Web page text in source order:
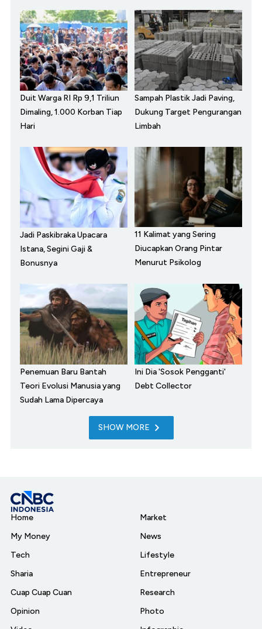
Duit Warga RI Rp 9,1 Triliun
Dimaling, 1.000 Korban Tiap
Hari
Sampah Plastik Jadi Paving,
Dukung Target Pengurangan
Limbah
Jadi Paskibraka Upacara
Istana, Segini Gaji &
Bonusnya
11 Kalimat yang Sering
Diucapkan Orang Pintar
Menurut Psikolog
Penemuan Baru Bantah
Teori Evolusi Manusia yang
Sudah Lama Dipercaya
Ini Dia 'Sosok Pengganti'
Debt Collector
SHOW MORE
Home
My Money
Tech
Sharia
Cuap Cuap Cuan
Opinion
Market
News
Lifestyle
Entrepreneur
Research
Photo